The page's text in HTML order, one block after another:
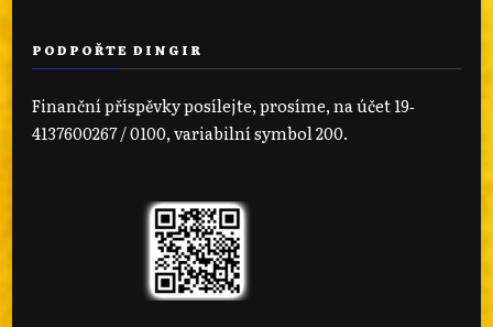
PODPOŘTE DINGIR
Finanční příspěvky posílejte, prosíme, na účet 19‐
4137600267 / 0100, variabilní symbol 200.